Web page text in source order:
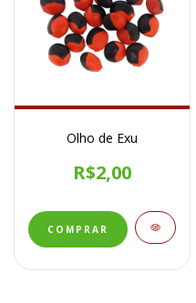
Olho de Exu
R$2,00